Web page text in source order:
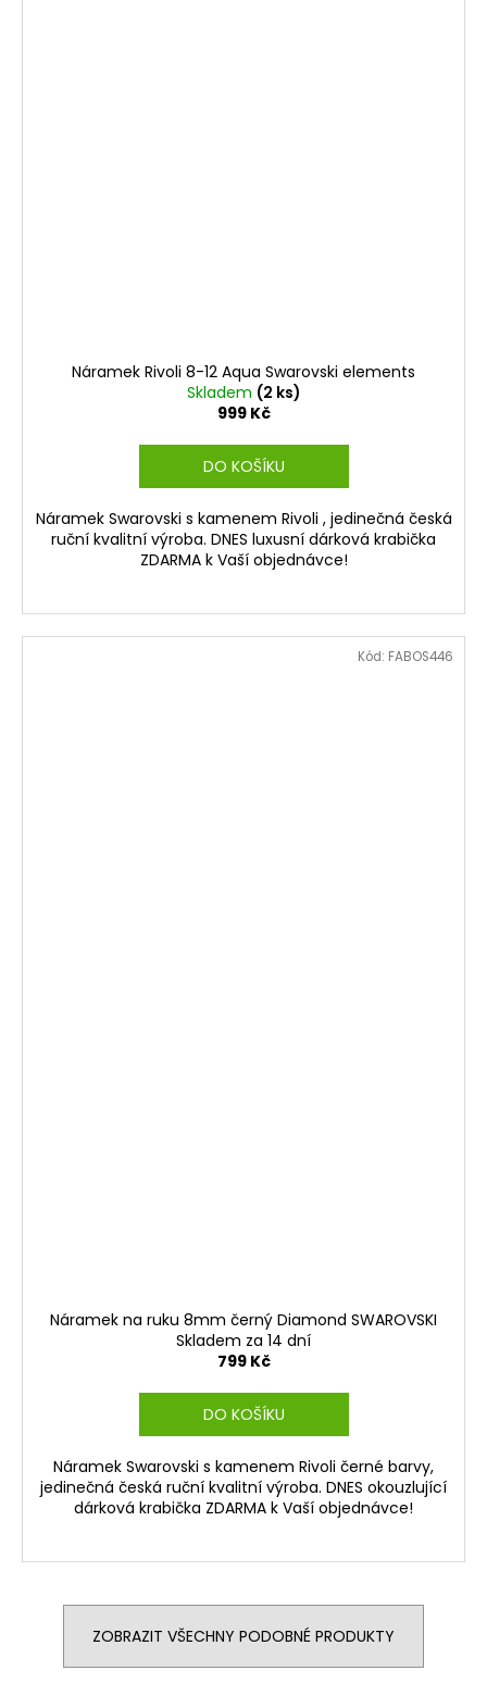
Náramek Rivoli 8-12 Aqua Swarovski elements
Skladem (2 ks)
999 Kč
DO KOŠÍKU
Náramek Swarovski s kamenem Rivoli , jedinečná česká
ruční kvalitní výroba. DNES luxusní dárková krabička
ZDARMA k Vaší objednávce!
Náramek na ruku 8mm černý Diamond SWAROVSKI
Skladem za 14 dní
799 Kč
DO KOŠÍKU
Náramek Swarovski s kamenem Rivoli černé barvy,
jedinečná česká ruční kvalitní výroba. DNES okouzlující
dárková krabička ZDARMA k Vaší objednávce!
Kód: FABOS446
ZOBRAZIT VŠECHNY PODOBNÉ PRODUKTY